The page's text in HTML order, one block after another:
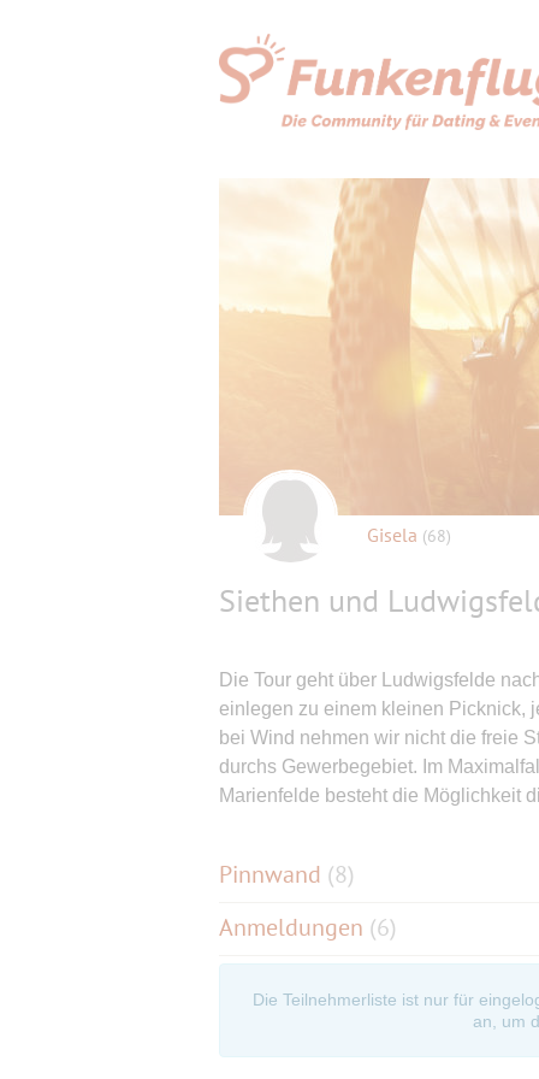
Gisela (68)
Siethen und
Die Tour geht über Ludwigsfelde
einlegen zu einem kleinen Picknick,
bei Wind nehmen wir nicht die freie
durchs Gewerbegebiet. Im
Marienfelde besteht die Möglichkeit
Pinnwand (8)
Anmeldungen (6)
Die Teilnehmerliste ist nur für
an, um